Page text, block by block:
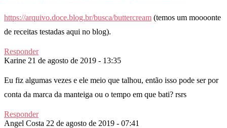
https://arquivo.doce.blog.br/busca/buttercream (temos um moooonte
de receitas testadas aqui no blog).
Responder
Karine 21 de agosto de 2019 - 13:35
Eu fiz algumas vezes e ele meio que talhou, então isso pode ser por
conta da marca da manteiga ou o tempo em que bati? rsrs
Responder
Angel Costa 22 de agosto de 2019 - 07:41